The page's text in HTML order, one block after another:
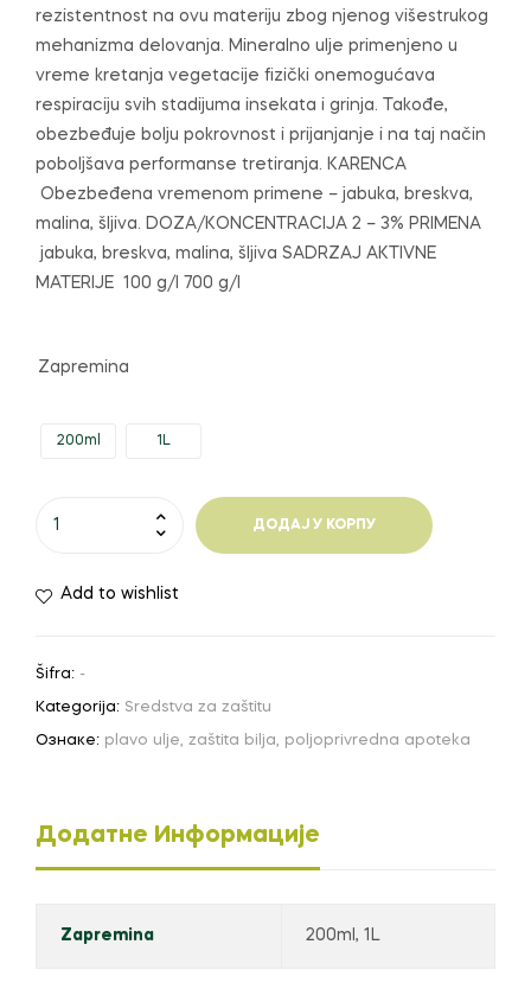
1.200,00 рсд
rezistentnost na ovu materiju zbog njenog višestrukog
mehanizma delovanja. Mineralno ulje primenjeno u
vreme kretanja vegetacije fizički onemogućava
respiraciju svih stadijuma insekata i grinja. Takođe,
obezbeđuje bolju pokrovnost i prijanjanje i na taj način
poboljšava performanse tretiranja. KARENCA
Obezbeđena vremenom primene – jabuka, breskva,
malina, šljiva. DOZA/KONCENTRACIJA 2 – 3% PRIMENA
jabuka, breskva, malina, šljiva SADRZAJ AKTIVNE
MATERIJE 100 g/l 700 g/l
Zapremina
200ml 1L
ДОДАЈ У КОРПУ
Add to wishlist
Šifra: -
Kategorija: Sredstva za zaštitu
Ознаке: plavo ulje, zaštita bilja, poljoprivredna apoteka
Додатне Информације
Zapremina 200ml, 1L